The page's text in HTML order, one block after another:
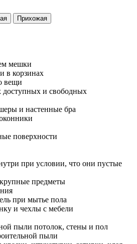
мешки
в корзинах
вещи
доступных и свободных
и настенные бра
поверхности
при условии, что они пустые
предметы
при мытье пола
и чехлы с мебели
пыли потолок, стены и пол
пыли